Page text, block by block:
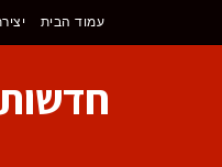
עמוד הבית